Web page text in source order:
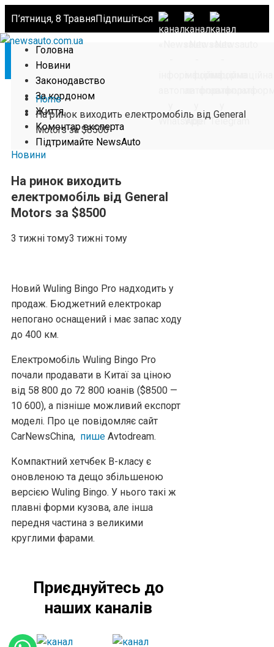
П’ятниця, 8 ТравняПідпишіться
Головна
Новини
Законодавство
За кордоном
Життя
Коментар експерта
Підтримайте NewsAuto
Home
На ринок виходить електромобіль від General
Motors за $8500
Новини
На ринок виходить
електромобіль від General
Motors за $8500
3 тижні тому3 тижні тому
Новий Wuling Bingo Pro надходить у
продаж. Бюджетний електрокар
непогано оснащений і має запас ходу
до 400 км.
Електромобіль Wuling Bingo Pro
почали продавати в Китаї за ціною
від 58 800 до 72 800 юанів ($8500 —
10 600), а пізніше можливий експорт
моделі. Про це повідомляє сайт
CarNewsChina, пише Аvtodream.
Компактний хетчбек В-класу є
оновленою та дещо збільшеною
версією Wuling Bingo. У нього такі ж
плавні форми кузова, але інша
передня частина з великими
круглими фарами.
Приєднуйтесь до
наших каналів